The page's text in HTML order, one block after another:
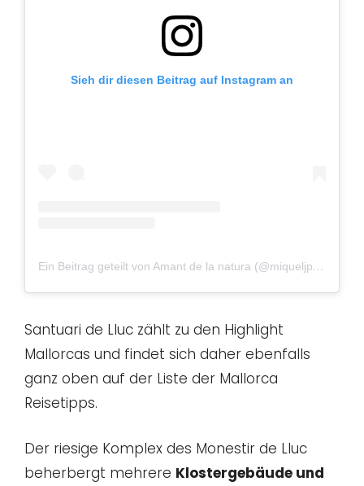
Sieh dir diesen Beitrag auf Instagram an
Ein Beitrag geteilt von Amant de la natura (@miqueljp99)
Santuari de Lluc zählt zu den Highlight
Mallorcas und findet sich daher ebenfalls
ganz oben auf der Liste der Mallorca
Reisetipps.
Der riesige Komplex des Monestir de Lluc
beherbergt mehrere Klostergebäude und